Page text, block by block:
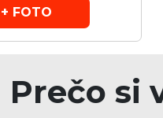
FOTO
Prečo si